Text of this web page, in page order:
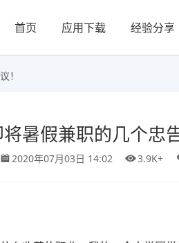
首页 应用下载 经验分享
！
暑假兼职的几个忠
2020年07月03日 14:02 3.9K+